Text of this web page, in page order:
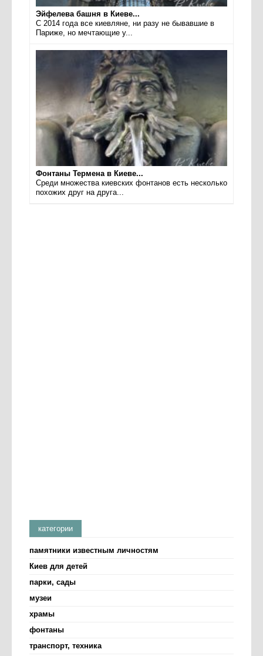
Эйфелева башня в Киеве...
С 2014 года все киевляне, ни разу не бывавшие в
Париже, но мечтающие у...
Фонтаны Термена в Киеве...
Среди множества киевских фонтанов есть несколько
похожих друг на друга...
категории
памятники известным личностям
Киев для детей
парки, сады
музеи
храмы
фонтаны
транспорт, техника